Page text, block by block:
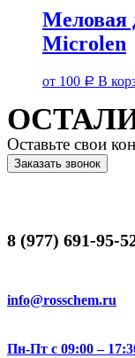
Меловая
Microlen
от 100 Р В
Оставьте свои
Заказать звонок
8 (977) 691-95-
info@rosschem.ru
Пн-Пт с 09:00 –